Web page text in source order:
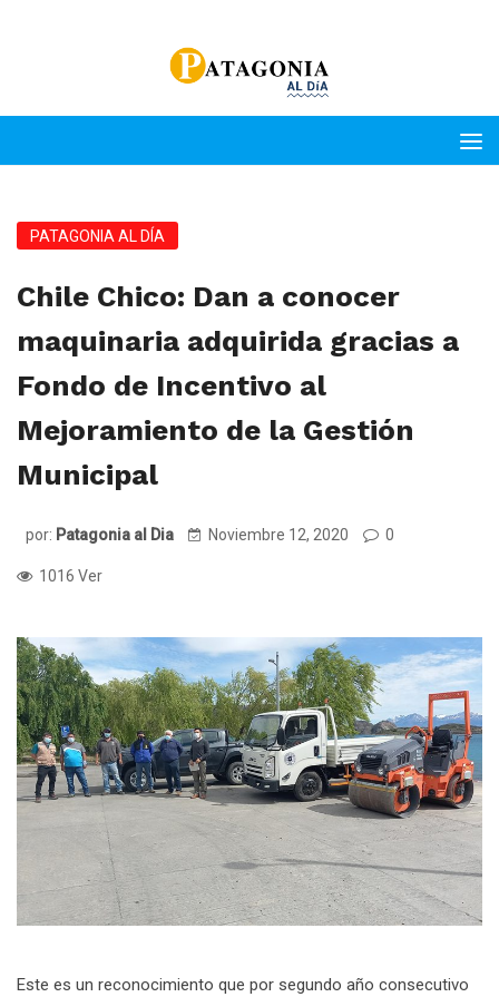
PATAGONIA AL DÍA
Chile Chico: Dan a conocer
maquinaria adquirida gracias a
Fondo de Incentivo al
Mejoramiento de la Gestión
Municipal
por: Patagonia al Dia Noviembre 12, 2020 0
1016 Ver
Este es un reconocimiento que por segundo año consecutivo